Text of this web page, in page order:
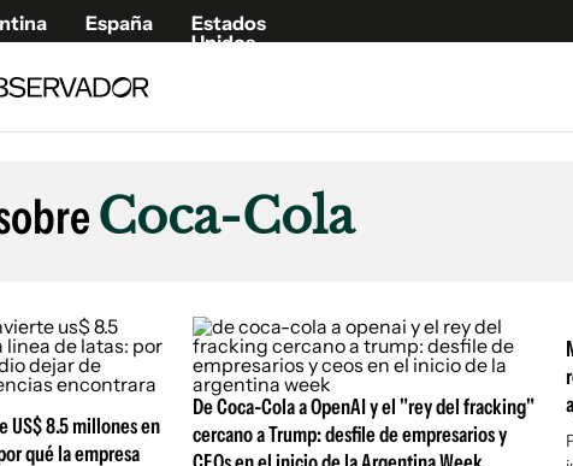
España
Estados
Unidos
Fúnebres
Publicaciones
Newsletters
Argentina
España
Coca-Cola
US$ 8.5 millones en
qué la empresa
De Coca-Cola a OpenAI y el "rey del fracking"
cercano a Trump: desfile de empresarios y